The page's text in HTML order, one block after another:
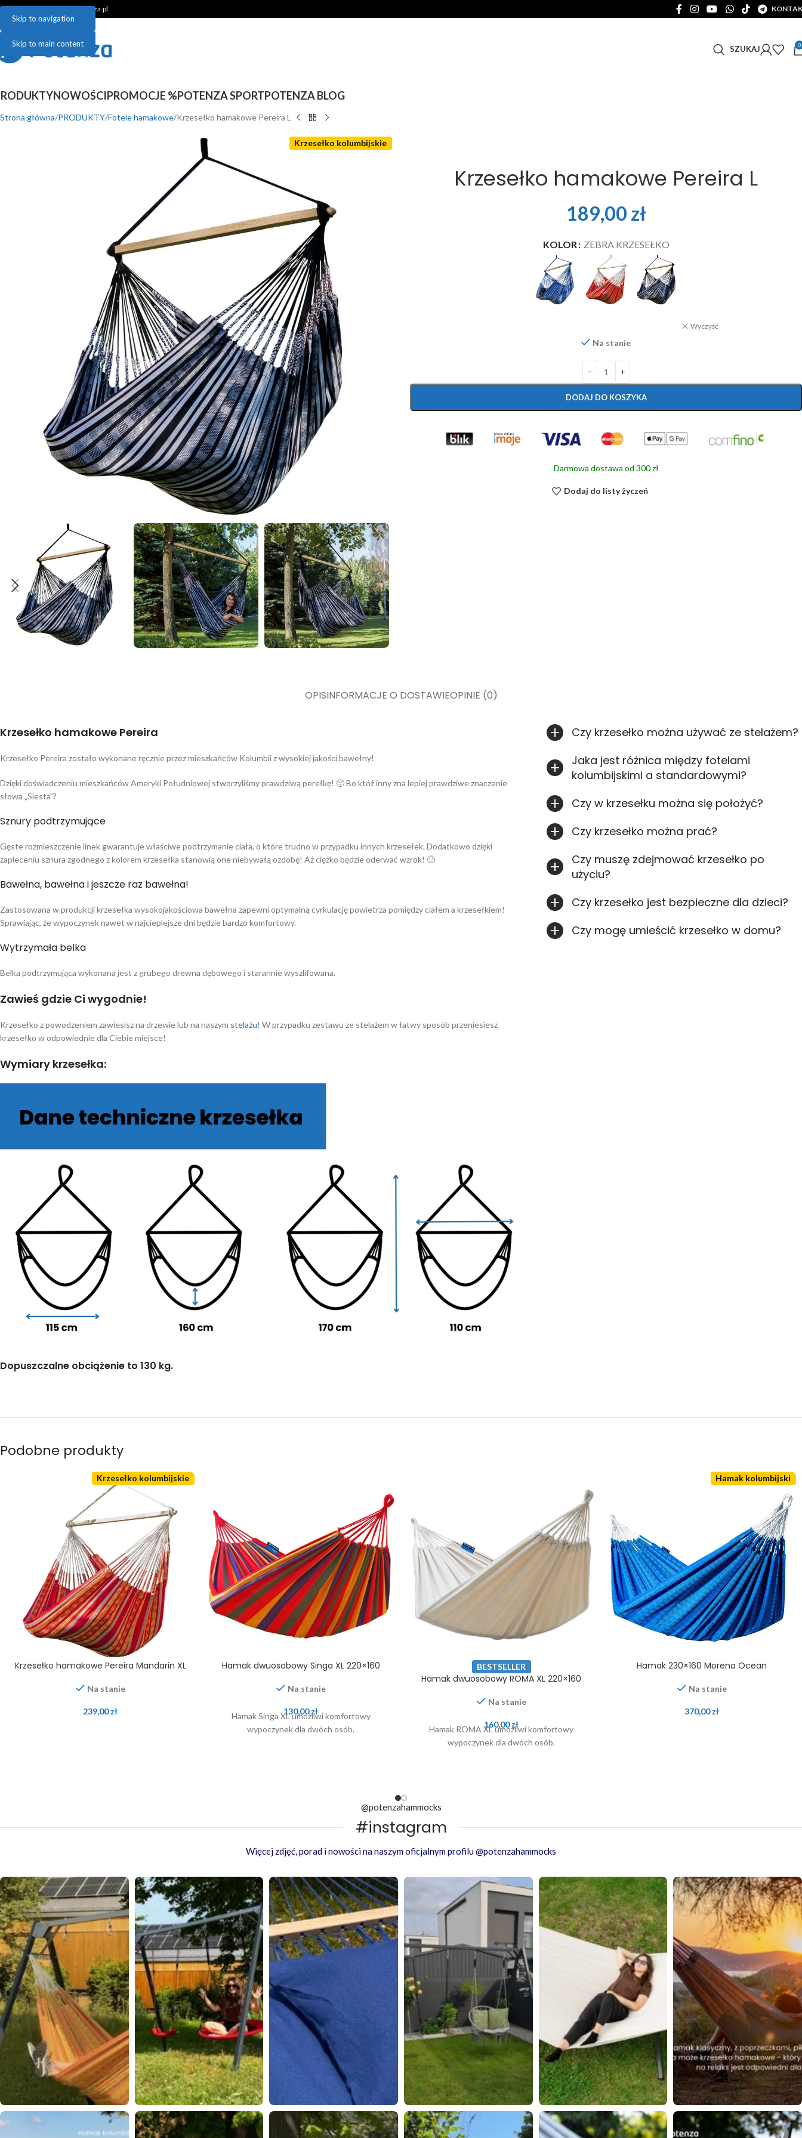
Skip to navigation
Skip to main content
781 048 899 | sklep@potenza.pl
SZUKAJ 0
NOWOŚCIPROMOCJE %POTENZA SPORTPOTENZA BLOG
Strona główna PRODUKTY Fotele hamakowe Krzesełko hamakowe Pereira L
Krzesełko kolumbijskie
Krzesełko hamakowe Pereira L
189,00 zł
KOLOR ZEBRA KRZESEŁKO
Wyczyść
Na stanie
DODAJ DO KOSZYKA
Darmowa dostawa od 300 zł
Dodaj do listy życzeń
OPISINFORMACJE O DOSTAWIEOPINIE (0)
Krzesełko hamakowe Pereira
Krzesełko Pereira zostało wykonane ręcznie przez mieszkańców Kolumbii z wysokiej jakości bawełny!
Dzięki doświadczeniu mieszkańców Ameryki Południowej stworzyliśmy prawdziwą perełkę! 🙂 Bo któż inny zna lepiej prawdziwe znaczenie
słowa „Siesta”?
Sznury podtrzymujące
Gęste rozmieszczenie linek gwarantuje właściwe podtrzymanie ciała, o które trudno w przypadku innych krzesełek. Dodatkowo dzięki
zapleceniu sznura zgodnego z kolorem krzesełka stanowią one niebywałą ozdobę! Aż ciężko będzie oderwać wzrok! 🙂
Bawełna, bawełna i jeszcze raz bawełna!
Zastosowana w produkcji krzesełka wysokojakościowa bawełna zapewni optymalną cyrkulację powietrza pomiędzy ciałem a krzesełkiem!
Sprawiając, że wypoczynek nawet w najcieplejsze dni będzie bardzo komfortowy.
Wytrzymała belka
Belka podtrzymująca wykonana jest z grubego drewna dębowego i starannie wyszlifowana.
Zawieś gdzie Ci wygodnie!
Krzesełko z powodzeniem zawiesisz na drzewie lub na naszym stelażu! W przypadku zestawu ze stelażem w łatwy sposób przeniesiesz
krzesełko w odpowiednie dla Ciebie miejsce!
Wymiary krzesełka:
Dopuszczalne obciążenie to 130 kg.
Czy krzesełko można używać ze stelażem?
Jaka jest różnica między fotelami
kolumbijskimi a standardowymi?
Czy w krzesełku można się położyć?
Czy krzesełko można prać?
Czy muszę zdejmować krzesełko po
użyciu?
Czy krzesełko jest bezpieczne dla dzieci?
Czy mogę umieścić krzesełko w domu?
Podobne produkty
Krzesełko kolumbijskie
Krzesełko hamakowe Pereira Mandarin XL
Na stanie
239,00zł
Hamak dwuosobowy Singa XL 220×160
Na stanie
130,00zł
Hamak Singa XL umożliwi komfortowy
wypoczynek dla dwóch osób.
BESTSELLER
Hamak dwuosobowy ROMA XL 220×160
Na stanie
160,00zł
Hamak ROMA XL umożliwi komfortowy
wypoczynek dla dwóch osób.
Hamak kolumbijski
Hamak 230×160 Morena Ocean
Na stanie
370,00zł
@potenzahammocks
#instagram
Więcej zdjęć, porad i nowości na naszym oficjalnym profilu @potenzahammocks